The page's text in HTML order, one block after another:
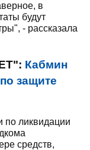
в
будут
- рассказала
Кабмин
защите
по ликвидации
средств,